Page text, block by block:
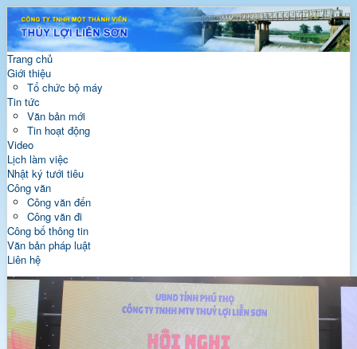
Trang chủ
Giới thiệu
Tổ chức bộ máy
Tin tức
Văn bản mới
Tin hoạt động
Video
Lịch làm việc
Nhật ký tưới tiêu
Công văn
Công văn đến
Công văn đi
Công bố thông tin
Văn bản pháp luật
Liên hệ